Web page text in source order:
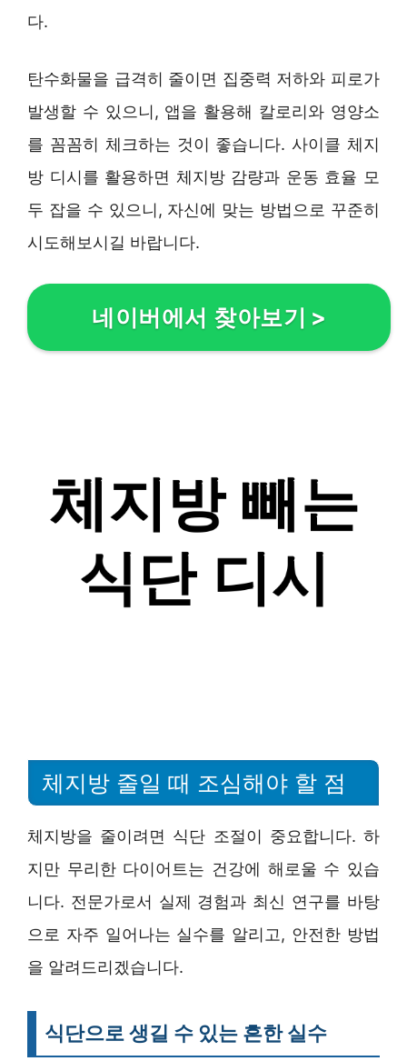
다.
탄수화물을 급격히 줄이면 집중력 저하와 피로가
발생할 수 있으니, 앱을 활용해 칼로리와 영양소
를 꼼꼼히 체크하는 것이 좋습니다. 사이클 체지
방 디시를 활용하면 체지방 감량과 운동 효율 모
두 잡을 수 있으니, 자신에 맞는 방법으로 꾸준히
시도해보시길 바랍니다.
네이버에서 찾아보기 >
체지방 줄일 때 조심해야 할 점
체지방을 줄이려면 식단 조절이 중요합니다. 하
지만 무리한 다이어트는 건강에 해로울 수 있습
니다. 전문가로서 실제 경험과 최신 연구를 바탕
으로 자주 일어나는 실수를 알리고, 안전한 방법
을 알려드리겠습니다.
식단으로 생길 수 있는 흔한 실수